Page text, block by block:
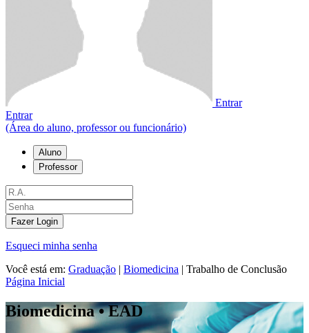
Entrar
Entrar
(Área do aluno, professor ou funcionário)
Aluno
Professor
Fazer Login
Esqueci minha senha
Você está em: Graduação | Biomedicina | Trabalho de Conclusão
Página Inicial
Biomedicina • EAD